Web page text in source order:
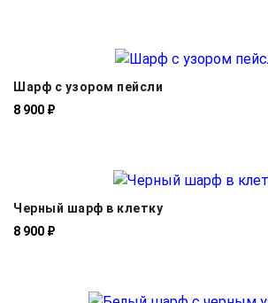
Шарф с узором пейсли
8 900 ₽
Черный шарф в клетку
8 900 ₽